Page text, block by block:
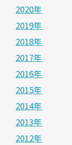
2020年
2019年
2018年
2017年
2016年
2015年
2014年
2013年
2012年